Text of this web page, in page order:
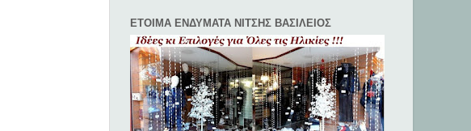
ΕΤΟΙΜΑ ΕΝΔΥΜΑΤΑ ΝΙΤΣΗΣ ΒΑΣΙΛΕΙΟΣ